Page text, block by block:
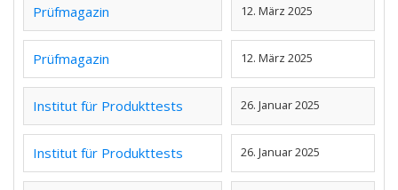
Prüfmagazin 12. März 2025
Prüfmagazin 12. März 2025
Institut für Produkttests 26. Januar 2025
Institut für Produkttests 26. Januar 2025